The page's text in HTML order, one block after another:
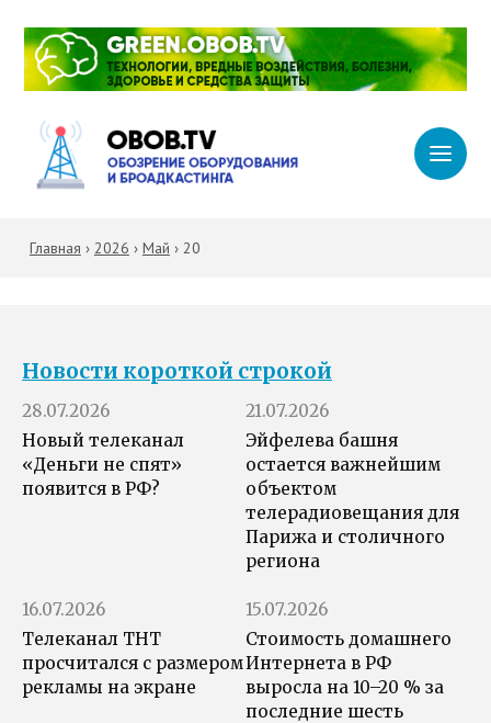
Главная › 2026 › Май › 20
Новости короткой строкой
28.07.2026
Новый телеканал
«Деньги не спят»
появится в РФ?
21.07.2026
Эйфелева башня
остается важнейшим
объектом
телерадиовещания для
Парижа и столичного
региона
16.07.2026
Телеканал ТНТ
просчитался с размером
рекламы на экране
15.07.2026
Стоимость домашнего
Интернета в РФ
выросла на 10–20 % за
последние шесть